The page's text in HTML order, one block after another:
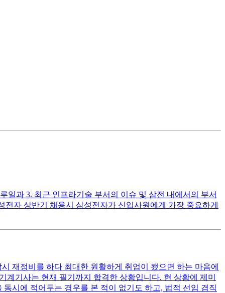
일과 3. 최근 인프라기술 부서의 이슈 및 삼전 내에서의 부서
자 상반기 채용시 삼성전자가 신입사원에게 가장 중요하게
재정비를 하다 최대한 원활하게 취업이 됐으면 하는 마음에
기사는 현재 필기까지 합격한 상황입니다. 현 상황에 제미
시에 적어두는 경우를 본 적이 없기도 하고, 법적 선임 겸직